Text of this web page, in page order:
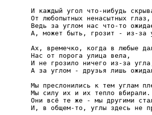
И каждый угол что-нибудь
От любопытных ненасытных глаз,
Ведь за углом нас что-то
А, может быть, грозит - из-за
Ах, времечко, когда в любые
Нас от порога улица вела,
И не грозило ничего из-за
А за углом - друзья лишь
Мы преслонились к тем углам
Мы силу их и их тепло
Они всё те же - мы другими